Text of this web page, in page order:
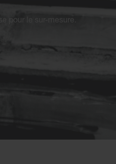
pour le sur-mesure.